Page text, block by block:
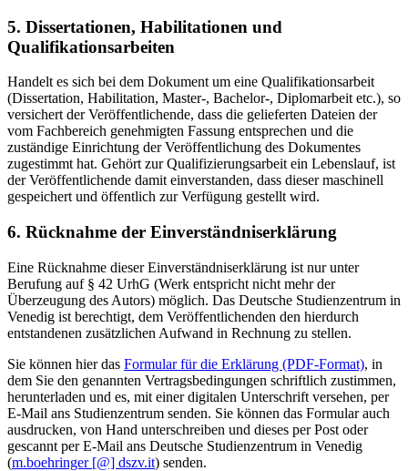
5. Dissertationen, Habilitationen und
Qualifikationsarbeiten
Handelt es sich bei dem Dokument um eine Qualifikationsarbeit
(Dissertation, Habilitation, Master-, Bachelor-, Diplomarbeit etc.), so
versichert der Veröffentlichende, dass die gelieferten Dateien der
vom Fachbereich genehmigten Fassung entsprechen und die
zuständige Einrichtung der Veröffentlichung des Dokumentes
zugestimmt hat. Gehört zur Qualifizierungsarbeit ein Lebenslauf, ist
der Veröffentlichende damit einverstanden, dass dieser maschinell
gespeichert und öffentlich zur Verfügung gestellt wird.
6. Rücknahme der Einverständniserklärung
Eine Rücknahme dieser Einverständniserklärung ist nur unter
Berufung auf § 42 UrhG (Werk entspricht nicht mehr der
Überzeugung des Autors) möglich. Das Deutsche Studienzentrum in
Venedig ist berechtigt, dem Veröffentlichenden den hierdurch
entstandenen zusätzlichen Aufwand in Rechnung zu stellen.
Sie können hier das Formular für die Erklärung (PDF-Format), in
dem Sie den genannten Vertragsbedingungen schriftlich zustimmen,
herunterladen und es, mit einer digitalen Unterschrift versehen, per
E-Mail ans Studienzentrum senden. Sie können das Formular auch
ausdrucken, von Hand unterschreiben und dieses per Post oder
gescannt per E-Mail ans Deutsche Studienzentrum in Venedig
(m.boehringer [@] dszv.it) senden.